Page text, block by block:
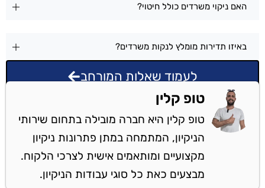
האם ניקוי משרדים כולל חיטוי?
באיזו תדירות מומלץ לנקות משרדים?
לעמוד שאלות המורחב
טופ קלין
טופ קלין היא חברה מובילה בתחום שירותי
הניקיון, המתמחה במתן פתרונות ניקיון
מקצועיים ומותאמים אישית לצרכי הלקוח.
מבצעים כאת כל סוגי עבודות הניקיון.